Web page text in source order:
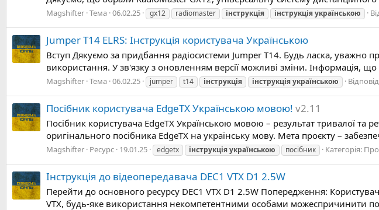
Magshifter Тема 06.02.25 gx12 radiomaster інструкція інструкціяукраїнською
Jumper T14 ELRS: Інструкція користувача Українською
Вступ Дякуємо за придбання радіосистеми Jumper T14. Будь ласка,
використання. У зв'язку з оновленням версії можливі зміни. Інформація,
Magshifter Тема 06.02.25 jumper t14 інструкція інструкціяукраїнською
Посібник користувача EdgeTX Українською мовою! v2.11
Посібник користувача EdgeTX Українською мовою – результат тривалої та
оригінального посібника EdgeTX на українську мову. Мета проєкту –
Magshifter Ресурс 19.01.25 edgetx інструкціяукраїнською посібник Категорія:
Інструкція до відеопередавача DEC1 VTX D1 2.5W
Перейти до основного ресурсу DEC1 VTX D1 2.5W Попередження:
VTX, будь-яке використання некомпетентними особами можеспричинити